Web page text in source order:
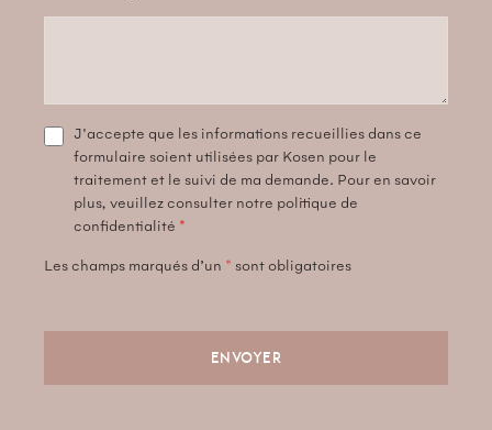
J'accepte que les informations recueillies dans ce
formulaire soient utilisées par Kosen pour le
traitement et le suivi de ma demande. Pour en savoir
plus, veuillez consulter notre politique de
confidentialité *
Les champs marqués d’un * sont obligatoires